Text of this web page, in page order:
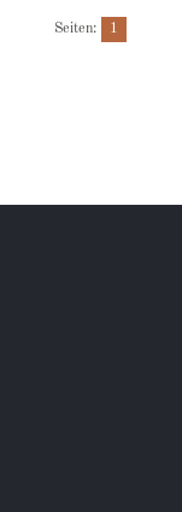
Seiten: 1